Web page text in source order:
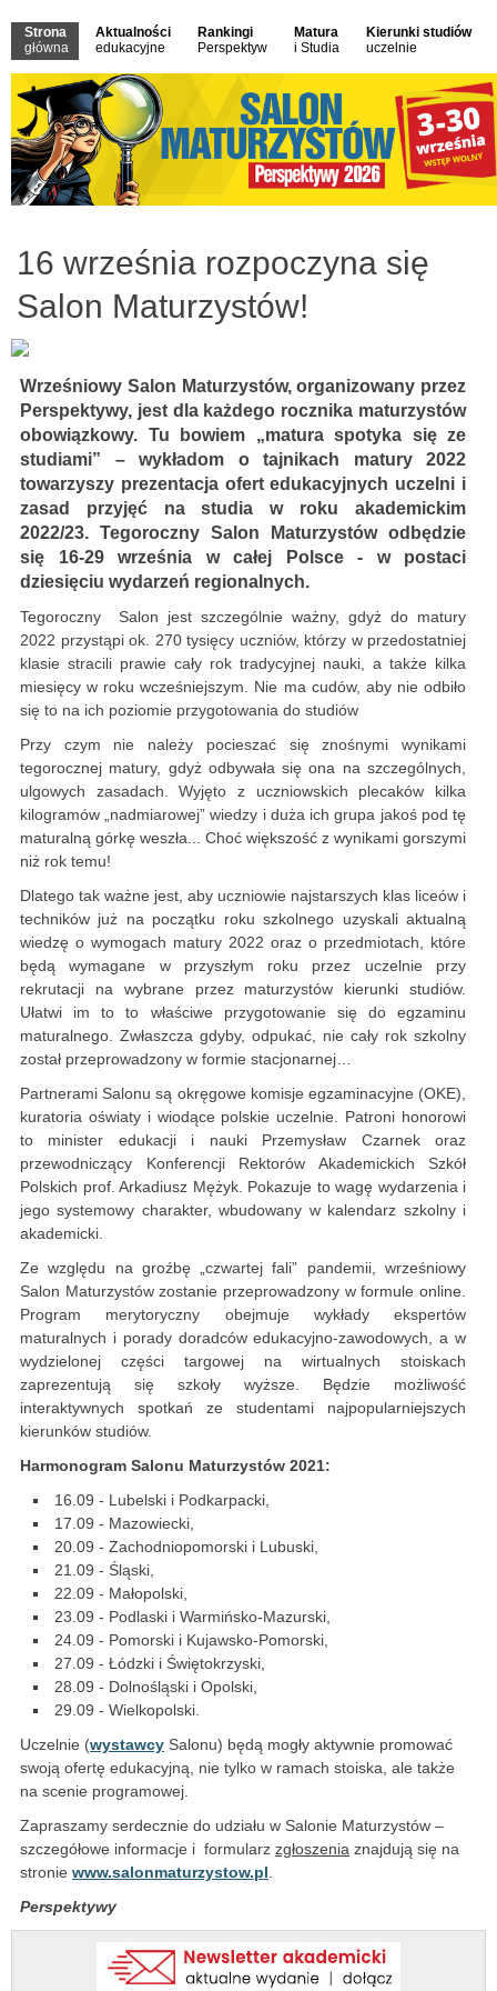
Strona
główna
Aktualności
edukacyjne
Rankingi
Perspektyw
Matura
i Studia
Kierunki studiów
uczelnie
16 września rozpoczyna się
Salon Maturzystów!
Wrześniowy Salon Maturzystów, organizowany przez
Perspektywy, jest dla każdego rocznika maturzystów
obowiązkowy. Tu bowiem „matura spotyka się ze
studiami” – wykładom o tajnikach matury 2022
towarzyszy prezentacja ofert edukacyjnych uczelni i
zasad przyjęć na studia w roku akademickim
2022/23. Tegoroczny Salon Maturzystów odbędzie
się 16-29 września w całej Polsce - w postaci
dziesięciu wydarzeń regionalnych.
Tegoroczny Salon jest szczególnie ważny, gdyż do matury
2022 przystąpi ok. 270 tysięcy uczniów, którzy w przedostatniej
klasie stracili prawie cały rok tradycyjnej nauki, a także kilka
miesięcy w roku wcześniejszym. Nie ma cudów, aby nie odbiło
się to na ich poziomie przygotowania do studiów
Przy czym nie należy pocieszać się znośnymi wynikami
tegorocznej matury, gdyż odbywała się ona na szczególnych,
ulgowych zasadach. Wyjęto z uczniowskich plecaków kilka
kilogramów „nadmiarowej” wiedzy i duża ich grupa jakoś pod tę
maturalną górkę weszła... Choć większość z wynikami gorszymi
niż rok temu!
Dlatego tak ważne jest, aby uczniowie najstarszych klas liceów i
techników już na początku roku szkolnego uzyskali aktualną
wiedzę o wymogach matury 2022 oraz o przedmiotach, które
będą wymagane w przyszłym roku przez uczelnie przy
rekrutacji na wybrane przez maturzystów kierunki studiów.
Ułatwi im to to właściwe przygotowanie się do egzaminu
maturalnego. Zwłaszcza gdyby, odpukać, nie cały rok szkolny
został przeprowadzony w formie stacjonarnej…
Partnerami Salonu są okręgowe komisje egzaminacyjne (OKE),
kuratoria oświaty i wiodące polskie uczelnie. Patroni honorowi
to minister edukacji i nauki Przemysław Czarnek oraz
przewodniczący Konferencji Rektorów Akademickich Szkół
Polskich prof. Arkadiusz Mężyk. Pokazuje to wagę wydarzenia i
jego systemowy charakter, wbudowany w kalendarz szkolny i
akademicki.
Ze względu na groźbę „czwartej fali” pandemii, wrześniowy
Salon Maturzystów zostanie przeprowadzony w formule online.
Program merytoryczny obejmuje wykłady ekspertów
maturalnych i porady doradców edukacyjno-zawodowych, a w
wydzielonej części targowej na wirtualnych stoiskach
zaprezentują się szkoły wyższe. Będzie możliwość
interaktywnych spotkań ze studentami najpopularniejszych
kierunków studiów.
Harmonogram Salonu Maturzystów 2021:
16.09 - Lubelski i Podkarpacki,
17.09 - Mazowiecki,
20.09 - Zachodniopomorski i Lubuski,
21.09 - Śląski,
22.09 - Małopolski,
23.09 - Podlaski i Warmińsko-Mazurski,
24.09 - Pomorski i Kujawsko-Pomorski,
27.09 - Łódzki i Świętokrzyski,
28.09 - Dolnośląski i Opolski,
29.09 - Wielkopolski.
Uczelnie (wystawcy Salonu) będą mogły aktywnie promować
swoją ofertę edukacyjną, nie tylko w ramach stoiska, ale także
na scenie programowej.
Zapraszamy serdecznie do udziału w Salonie Maturzystów –
szczegółowe informacje i formularz zgłoszenia znajdują się na
stronie www.salonmaturzystow.pl.
Perspektywy